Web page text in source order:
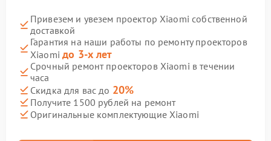
Привезем и увезем проектор Xiaomi собственной
доставкой
Гарантия на наши работы по ремонту проекторов
Xiaomiдо 3-х лет
Срочный ремонт проекторов Xiaomi в течении
часа
Скидка для вас до 20%
Получите 1500 рублей на ремонт
Оригинальные комплектующие Xiaomi